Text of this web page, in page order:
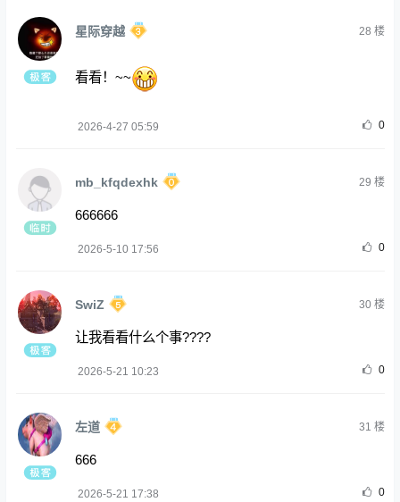
星际穿越 28 楼
看看！~~
2026-4-27 05:59 0
mb_kfqdexhk 29 楼
666666
2026-5-10 17:56 0
SwiZ 30楼
让我看看什么个事????
2026-5-21 10:23 0
左道 31 楼
666
2026-5-21 17:38 0